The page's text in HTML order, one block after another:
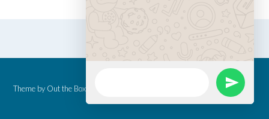
Theme by Out the Box